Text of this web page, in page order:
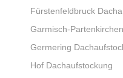
Fürstenfeldbruck
Garmisch-
Germering
Hof Dachaufstockung